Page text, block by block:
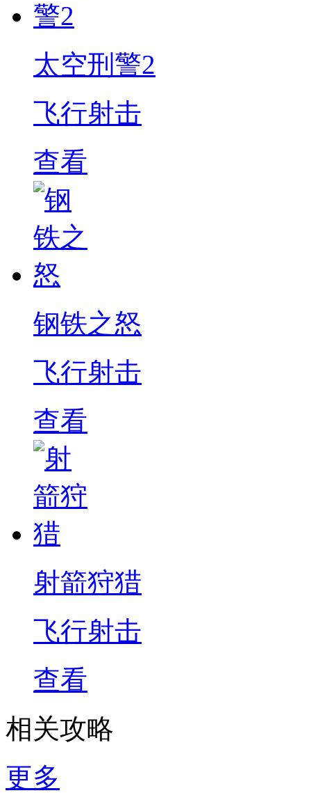
太空刑警2
飞行射击
查看
钢铁之怒
飞行射击
查看
射箭狩猎
飞行射击
查看
相关攻略
更多